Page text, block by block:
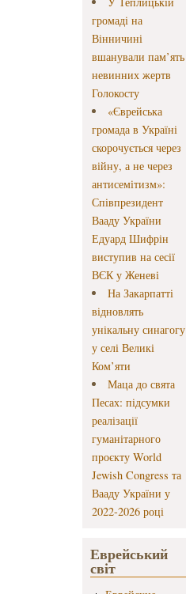
громаді на
Вінничині
вшанували пам’ять
невинних жертв
Голокосту
«Єврейська
громада в Україні
скорочується через
війну, а не через
антисемітизм»:
Співпрезидент
Вааду України
Едуард Шифрін
виступив на сесії
ВЄК у Женеві
На Закарпатті
відновлять
унікальну синагогу
у селі Великі
Ком’яти
Маца до свята
Песах: підсумки
реалізації
гуманітарного
проєкту World
Jewish Congress та
Вааду України у
2022-2026 році
Еврейський
світ